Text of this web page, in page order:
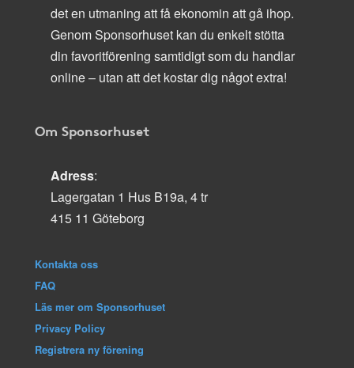
det en utmaning att få ekonomin att gå ihop.
Genom Sponsorhuset kan du enkelt stötta
din favoritförening samtidigt som du handlar
online – utan att det kostar dig något extra!
Om Sponsorhuset
Adress:
Lagergatan 1 Hus B19a, 4 tr
415 11 Göteborg
Kontakta oss
FAQ
Läs mer om Sponsorhuset
Privacy Policy
Registrera ny förening